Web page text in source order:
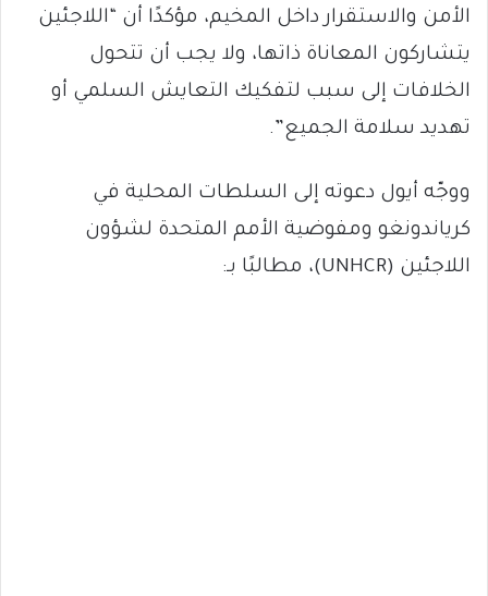
الأمن والاستقرار داخل المخيم، مؤكدًا أن “اللاجئين
يتشاركون المعاناة ذاتها، ولا يجب أن تتحول
الخلافات إلى سبب لتفكيك التعايش السلمي أو
تهديد سلامة الجميع”.
ووجّه أيول دعوته إلى السلطات المحلية في
كرياندونغو ومفوضية الأمم المتحدة لشؤون
اللاجئين (UNHCR)، مطالبًا بـ: